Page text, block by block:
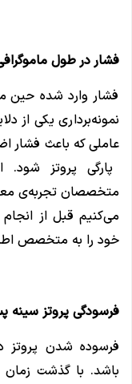
فشار در طول
فشار وارد شده حین
نمونه‌برداری یکی از
عاملی که باعث فشار
پارگی پروتز شود.
متخصصان تجربه‌ی
می‌کنیم قبل از
خود را به متخصص
فرسودگی پروتز سینه
فرسوده شدن پروتز
باشد. با گذشت زمان